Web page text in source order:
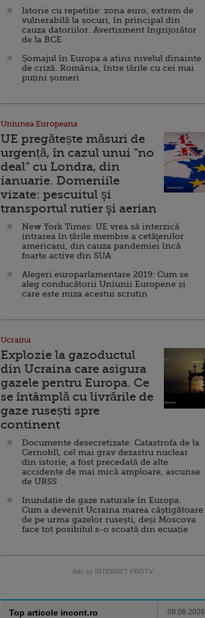
Istorie cu repetiție: zona euro, extrem de
vulnerabilă la șocuri, în principal din
cauza datoriilor. Avertisment îngrijorător
de la BCE
Șomajul în Europa a atins nivelul dinainte
de criză. România, între țările cu cei mai
puțini șomeri
Uniunea Europeana
UE pregătește măsuri de
urgență, în cazul unui ”no
deal” cu Londra, din
ianuarie. Domeniile
vizate: pescuitul şi
transportul rutier şi aerian
New York Times: UE vrea să interzică
intrarea în țările membre a cetăţenilor
americani, din cauza pandemiei încă
foarte active din SUA
Alegeri europarlamentare 2019: Cum se
aleg conducătorii Uniunii Europene și
care este miza acestui scrutin
Ucraina
Explozie la gazoductul
din Ucraina care asigura
gazele pentru Europa. Ce
se întâmplă cu livrările de
gaze rusești spre
continent
Documente desecretizate: Catastrofa de la
Cernobîl, cel mai grav dezastru nuclear
din istorie, a fost precedată de alte
accidente de mai mică amploare, ascunse
de URSS
Inundație de gaze naturale în Europa.
Cum a devenit Ucraina marea câștigătoare
de pe urma gazelor rusești, deși Moscova
face tot posibilul s-o scoată din ecuație
Ads by INTERNET PROTV
Top articole incont.ro 08.08.2026